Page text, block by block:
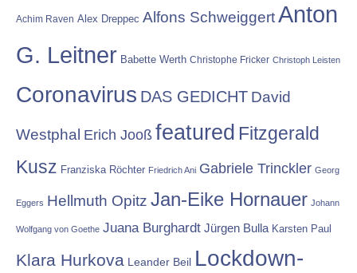
Achim Raven Alex Dreppec Alfons SchweiggertAnton
G. Leitner Babette Werth Christophe Fricker Christoph Leisten
Coronavirus DAS GEDICHT David
Westphal Erich Jooß featured Fitzgerald
Kusz Franziska Röchter Friedrich Ani Gabriele Trinckler Georg
Eggers Hellmuth Opitz Jan-Eike Hornauer Johann
Wolfgang von Goethe Juana Burghardt Jürgen Bulla Karsten Paul
Klara Hurkova Leander Beil Lockdown-